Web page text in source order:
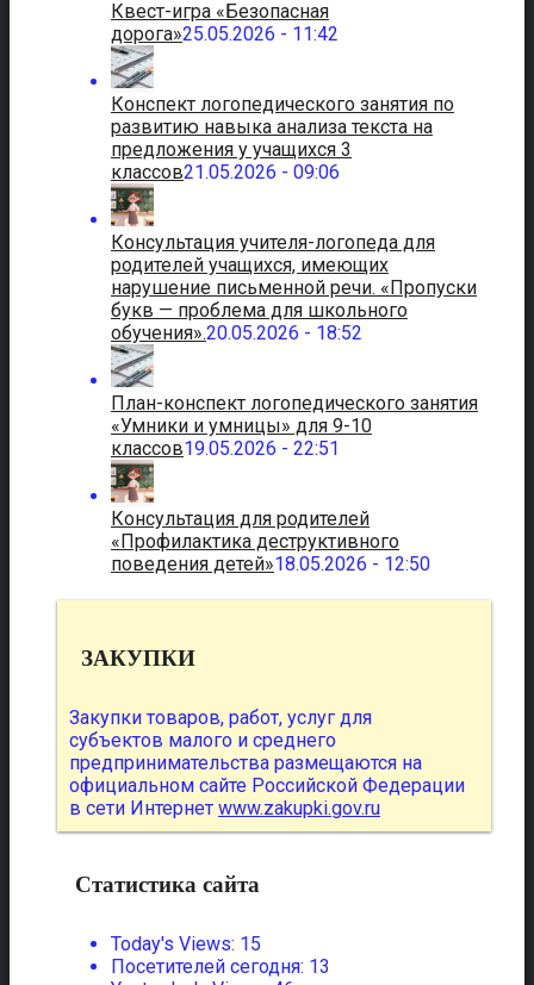
Квест-игра «Безопасная
дорога»25.05.2026 - 11:42
Конспект логопедического занятия по
развитию навыка анализа текста на
предложения у учащихся 3
классов21.05.2026 - 09:06
Консультация учителя-логопеда для
родителей учащихся, имеющих
нарушение письменной речи. «Пропуски
букв — проблема для школьного
обучения».20.05.2026 - 18:52
План-конспект логопедического занятия
«Умники и умницы» для 9-10
классов19.05.2026 - 22:51
Консультация для родителей
«Профилактика деструктивного
поведения детей»18.05.2026 - 12:50
ЗАКУПКИ
Закупки товаров, работ, услуг для
субъектов малого и среднего
предпринимательства размещаются на
официальном сайте Российской Федерации
в сети Интернет www.zakupki.gov.ru
Статистика сайта
Today's Views: 15
Посетителей сегодня: 13